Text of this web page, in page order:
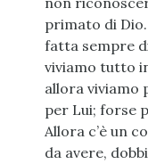
primato di
fatta sempre
viviamo tutto
allora viviamo
per Lui; forse
Allora c’è un
da avere,